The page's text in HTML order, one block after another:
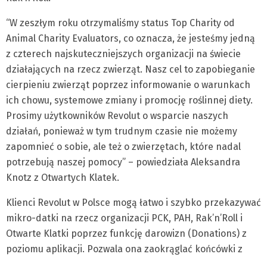
“W zeszłym roku otrzymaliśmy status Top Charity od
Animal Charity Evaluators, co oznacza, że jesteśmy jedną
z czterech najskuteczniejszych organizacji na świecie
działających na rzecz zwierząt. Nasz cel to zapobieganie
cierpieniu zwierząt poprzez informowanie o warunkach
ich chowu, systemowe zmiany i promocję roślinnej diety.
Prosimy użytkowników Revolut o wsparcie naszych
działań, ponieważ w tym trudnym czasie nie możemy
zapomnieć o sobie, ale też o zwierzętach, które nadal
potrzebują naszej pomocy” – powiedziała Aleksandra
Knotz z Otwartych Klatek.
Klienci Revolut w Polsce mogą łatwo i szybko przekazywać
mikro-datki na rzecz organizacji PCK, PAH, Rak’n’Roll i
Otwarte Klatki poprzez funkcję darowizn (Donations) z
poziomu aplikacji. Pozwala ona zaokrąglać końcówki z